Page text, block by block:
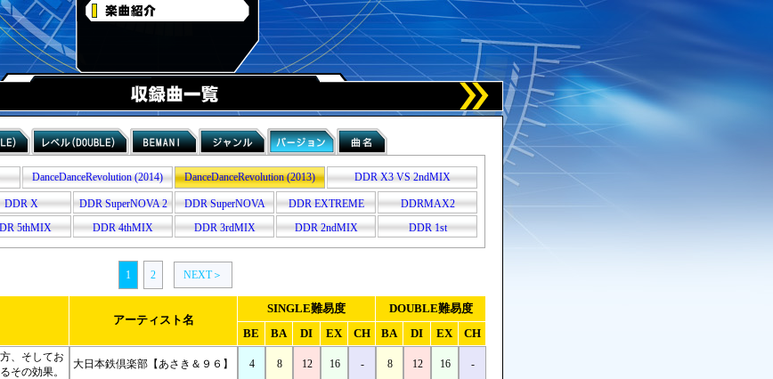
DanceDanceRevolution (2014) DanceDanceRevolution (2013) DDR X3 VS 2ndMIX
DDR X DDR SuperNOVA 2 DDR SuperNOVA DDR EXTREME
DDRMAX2
5thMIX DDR 4thMIX DDR 3rdMIX DDR 2ndMIX DDR 1st
1 2 NEXT＞
アーティスト名
SINGLE難易度
DOUBLE難易度
BE
BA DI EX CH BA DI EX CH
、そしてお
その効果。
大日本鉄倶楽部【あさき＆９６】 4 8 12 16 - 8 12 16 -